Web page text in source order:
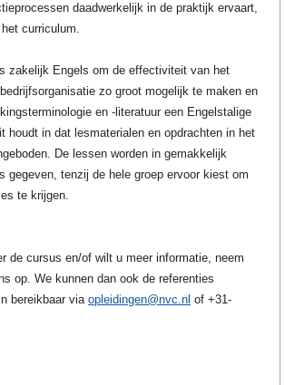
daadwerkelijk in de praktijk ervaart,
curriculum.
zakelijk Engels om de effectiviteit van het
zo groot mogelijk te maken en
en -literatuur een Engelstalige
houdt in dat lesmaterialen en opdrachten in het
De lessen worden in gemakkelijk
gegeven, tenzij de hele groep ervoor kiest om
te krijgen.
de cursus en/of wilt u meer informatie, neem
op. We kunnen dan ook de referenties
bereikbaar viaopleidingen@nvc.nl of +31-